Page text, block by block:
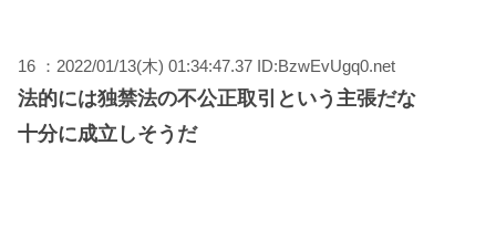
16 ：2022/01/13(木) 01:34:47.37 ID:BzwEvUgq0.net
法的には独禁法の不公正取引という主張だな
十分に成立しそうだ